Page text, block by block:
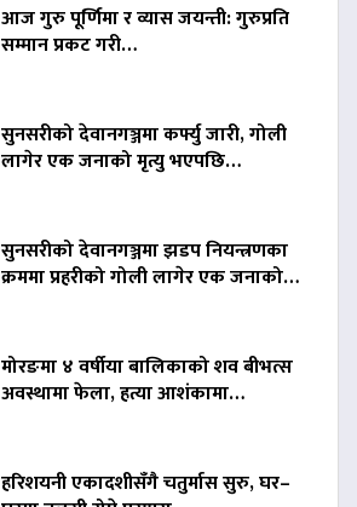
आज गुरु पूर्णिमा र व्यास जयन्ती: गुरुप्रति
सम्मान प्रकट गरी…
सुनसरीको देवानगञ्जमा कर्फ्यु जारी, गोली
लागेर एक जनाको मृत्यु भएपछि…
सुनसरीको देवानगञ्जमा झडप नियन्त्रणका
क्रममा प्रहरीको गोली लागेर एक जनाको…
मोरङमा ४ वर्षीया बालिकाको शव बीभत्स
अवस्थामा फेला, हत्या आशंकामा…
हरिशयनी एकादशीसँगै चतुर्मास सुरु, घर–